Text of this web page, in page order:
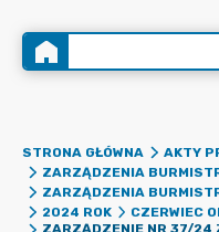
STRONA GŁÓWNA
AKTY
ZARZĄDZENIA
ZARZĄDZENIA
2024 ROK
CZERWIEC